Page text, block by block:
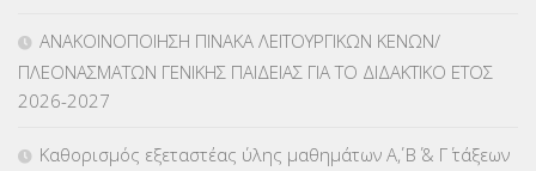
ΜΕΤΑΘΕΣΕΙΣ-ΤΟΠΟΘΕΤΗΣΕΙΣ ΒΕΛΤΙΩΣΕΙΣ(319)
ΑΝΑΚΟΙΝΟΠΟΙΗΣΗ ΠΙΝΑΚΑ ΛΕΙΤΟΥΡΓΙΚΩΝ ΚΕΝΩΝ/
ΠΛΕΟΝΑΣΜΑΤΩΝ ΓΕΝΙΚΗΣ ΠΑΙΔΕΙΑΣ ΓΙΑ ΤΟ ΔΙΔΑΚΤΙΚΟ ΕΤΟΣ
2026-2027
Καθορισμός εξεταστέας ύλης μαθημάτων Α΄, Β΄ & Γ΄ τάξεων